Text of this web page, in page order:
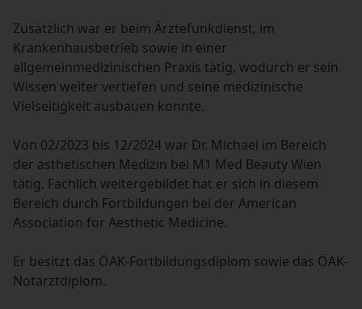
Zusätzlich war er beim Ärztefunkdienst, im
Krankenhausbetrieb sowie in einer
allgemeinmedizinischen Praxis tätig, wodurch er sein
Wissen weiter vertiefen und seine medizinische
Vielseitigkeit ausbauen konnte.
Von 02/2023 bis 12/2024 war Dr. Michael im Bereich
der ästhetischen Medizin bei M1 Med Beauty Wien
tätig. Fachlich weitergebildet hat er sich in diesem
Bereich durch Fortbildungen bei der American
Association for Aesthetic Medicine.
Er besitzt das ÖAK-Fortbildungsdiplom sowie das ÖAK-
Notarztdiplom.